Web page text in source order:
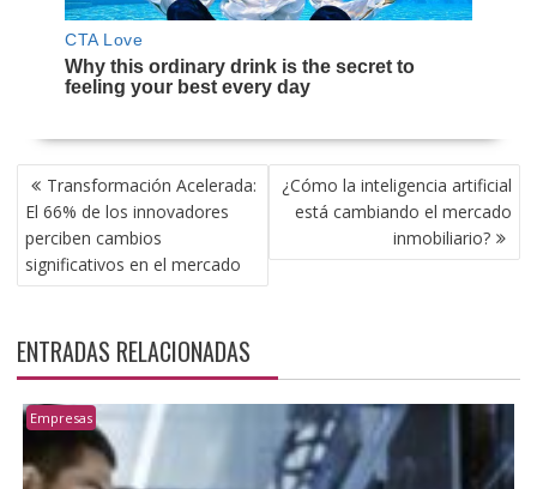
NAVEGACIÓN
DE
ENTRADAS
Transformación Acelerada:
El 66% de los innovadores
perciben cambios
significativos en el mercado
¿Cómo la inteligencia artificial
está cambiando el mercado
inmobiliario?
ENTRADAS RELACIONADAS
Empresas